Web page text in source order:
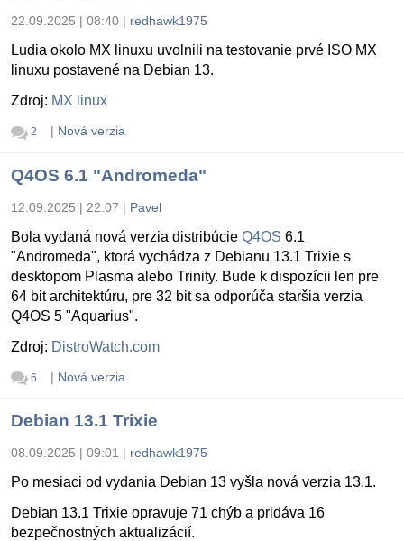
22.09.2025 | 08:40 | redhawk1975
Ludia okolo MX linuxu uvolnili na testovanie prvé ISO MX
linuxu postavené na Debian 13.
Zdroj: MX linux
2 | Nová verzia
Q4OS 6.1 "Andromeda"
12.09.2025 | 22:07 | Pavel
Bola vydaná nová verzia distribúcie Q4OS 6.1
"Andromeda", ktorá vychádza z Debianu 13.1 Trixie s
desktopom Plasma alebo Trinity. Bude k dispozícii len pre
64 bit architektúru, pre 32 bit sa odporúča staršia verzia
Q4OS 5 "Aquarius".
Zdroj: DistroWatch.com
6 | Nová verzia
Debian 13.1 Trixie
08.09.2025 | 09:01 | redhawk1975
Po mesiaci od vydania Debian 13 vyšla nová verzia 13.1.
Debian 13.1 Trixie opravuje 71 chýb a pridáva 16
bezpečnostných aktualizácií.